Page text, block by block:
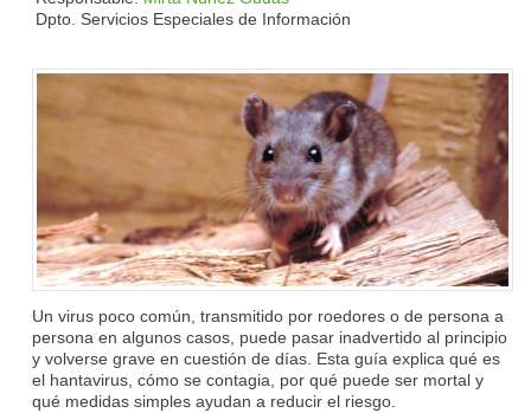
Dpto. Servicios Especiales de Información
Un virus poco común, transmitido por roedores o de persona a
persona en algunos casos, puede pasar inadvertido al principio
y volverse grave en cuestión de días. Esta guía explica qué es
el hantavirus, cómo se contagia, por qué puede ser mortal y
qué medidas simples ayudan a reducir el riesgo.